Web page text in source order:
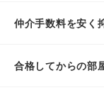
仲介手数料を安く
合格してからの部